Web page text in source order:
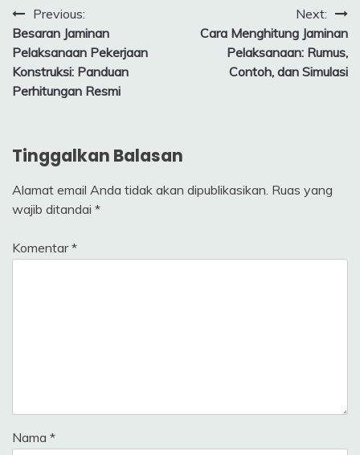
Navigasi
pos
Previous:
Besaran Jaminan
Pelaksanaan Pekerjaan
Konstruksi: Panduan
Perhitungan Resmi
Next:
Cara Menghitung Jaminan
Pelaksanaan: Rumus,
Contoh, dan Simulasi
Tinggalkan Balasan
Alamat email Anda tidak akan dipublikasikan. Ruas yang
wajib ditandai *
Komentar*
Nama *